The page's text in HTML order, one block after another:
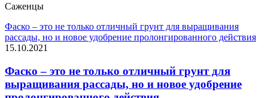
Саженцы
Фаско – это не только отличный грунт для выращивания
рассады, но и новое удобрение пролонгированного действия
15.10.2021
Фаско – это не только отличный грунт для
выращивания рассады, но и новое удобрение